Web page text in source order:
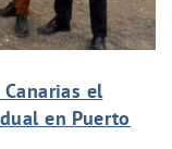
el
en Puerto